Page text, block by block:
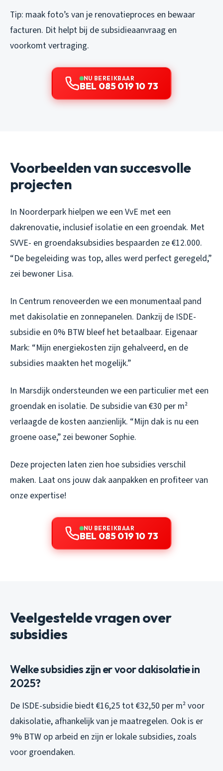
Tip: maak foto’s van je renovatieproces en bewaar
facturen. Dit helpt bij de subsidieaanvraag en
voorkomt vertraging.
NU BEREIKBAAR
BEL 085 019 10 73
Voorbeelden van succesvolle
projecten
In Noorderpark hielpen we een VvE met een
dakrenovatie, inclusief isolatie en een groendak. Met
SVVE- en groendaksubsidies bespaarden ze €12.000.
“De begeleiding was top, alles werd perfect geregeld,”
zei bewoner Lisa.
In Centrum renoveerden we een monumentaal pand
met dakisolatie en zonnepanelen. Dankzij de ISDE-
subsidie en 0% BTW bleef het betaalbaar. Eigenaar
Mark: “Mijn energiekosten zijn gehalveerd, en de
subsidies maakten het mogelijk.”
In Marsdijk ondersteunden we een particulier met een
groendak en isolatie. De subsidie van €30 per m²
verlaagde de kosten aanzienlijk. “Mijn dak is nu een
groene oase,” zei bewoner Sophie.
Deze projecten laten zien hoe subsidies verschil
maken. Laat ons jouw dak aanpakken en profiteer van
onze expertise!
NU BEREIKBAAR
BEL 085 019 10 73
Veelgestelde vragen over
subsidies
Welke subsidies zijn er voor dakisolatie in
2025?
De ISDE-subsidie biedt €16,25 tot €32,50 per m² voor
dakisolatie, afhankelijk van je maatregelen. Ook is er
9% BTW op arbeid en zijn er lokale subsidies, zoals
voor groendaken.